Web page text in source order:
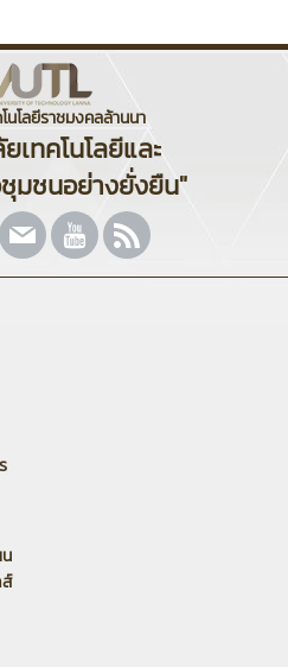
นโลยีราชมงคลล้านนา
เทคโนโลยีและ
มชนอย่างยั่งยืน"